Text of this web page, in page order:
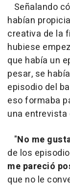
Señalando
habían
creativa de la
hubiese
que había un
pesar, se
episodio del
eso formaba
una entrevista
"No me
de los
me pareció
que no le